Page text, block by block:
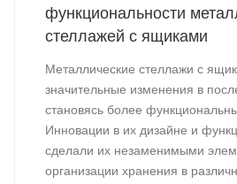
функциональности
стеллажей с ящиками
Металлические стеллажи с
значительные изменения в
становясь более
Инновации в их дизайне и
сделали их незаменимыми
организации хранения в